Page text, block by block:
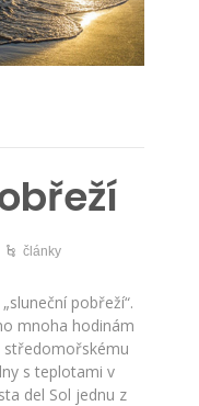
články
pobřeží“.
mnoha hodinám
středomořskému
s teplotami v
del Sol jednu z